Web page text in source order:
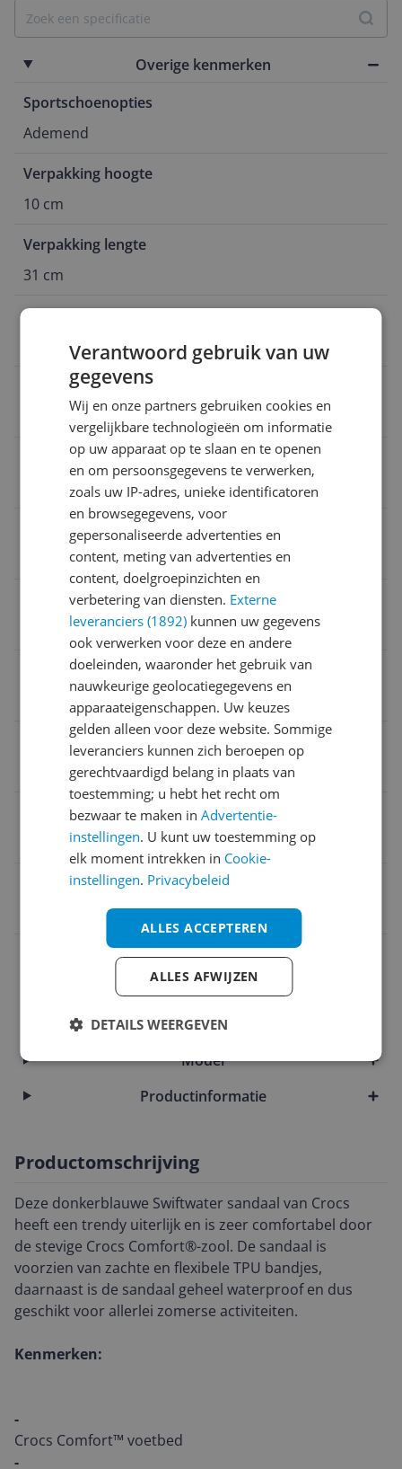
Overige kenmerken
Sportschoenopties
Ademend
Verpakking hoogte
10 cm
Verpakking lengte
31 cm
Materiaal zool
Rubber
Product gewicht
Maatadvies
Valt normaal: bestel je eigen maat
Verpakking breedte
Kleding artikelnummer
203998-462
Doelgroep
Volwassenen
Type zool
Vlakke zool
Seizoenscollectie
Never out of stock
0191448231764
Eigenschappen
Maat
Materiaal
Model
Productinformatie
Productomschrijving
Deze donkerblauwe Swiftwater sandaal van Crocs
heeft een trendy uiterlijk en is zeer comfortabel door
de stevige Crocs Comfort®-zool. De sandaal is
voorzien van zachte en flexibele TPU bandjes,
daarnaast is de sandaal geheel waterproof en dus
geschikt voor allerlei zomerse activiteiten.
Kenmerken:
-
Crocs Comfort™ voetbed
-
Verantwoord gebruik van uw
gegevens
Wij en onze partners gebruiken cookies en
vergelijkbare technologieën om informatie
op uw apparaat op te slaan en te openen
en om persoonsgegevens te verwerken,
zoals uw IP-adres, unieke identificatoren
en browsegegevens, voor
gepersonaliseerde advertenties en
content, meting van advertenties en
content, doelgroepinzichten en
verbetering van diensten. Externe
leveranciers (1892) kunnen uw gegevens
ook verwerken voor deze en andere
doeleinden, waaronder het gebruik van
nauwkeurige geolocatiegegevens en
apparaateigenschappen. Uw keuzes
gelden alleen voor deze website. Sommige
leveranciers kunnen zich beroepen op
gerechtvaardigd belang in plaats van
toestemming; u hebt het recht om
bezwaar te maken inAdvertentie-
instellingen. U kunt uw toestemming op
elk moment intrekken in Cookie-
instellingen. Privacybeleid
ALLES ACCEPTEREN
ALLES AFWIJZEN
DETAILS WEERGEVEN